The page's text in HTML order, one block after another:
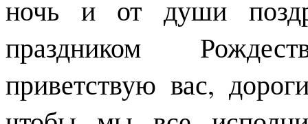
ночь и от души
праздником
приветствую вас,